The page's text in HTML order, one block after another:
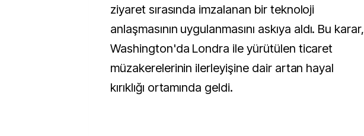
ziyaret sırasında imzalanan bir teknoloji
anlaşmasının uygulanmasını askıya aldı. Bu karar,
Washington'da Londra ile yürütülen ticaret
müzakerelerinin ilerleyişine dair artan hayal
kırıklığı ortamında geldi.